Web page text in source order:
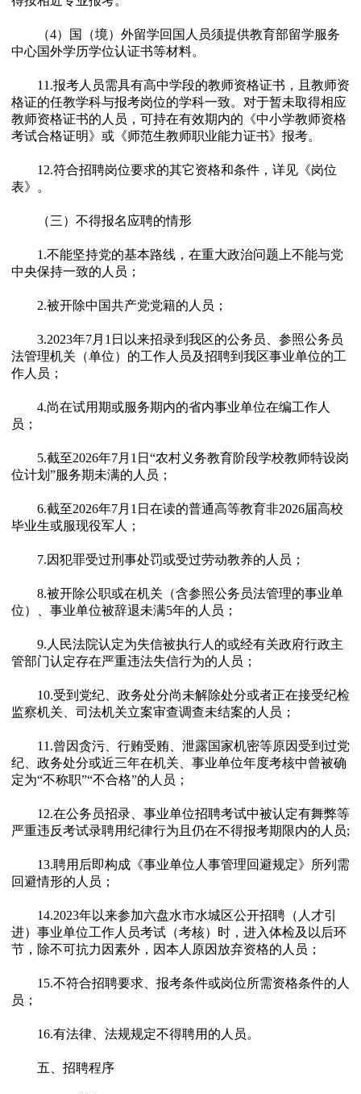
（4）国（境）外留学回国人员须提供教育部留学服务
中心国外学历学位认证书等材料。
11.报考人员需具有高中学段的教师资格证书，且教师资
格证的任教学科与报考岗位的学科一致。对于暂未取得相应
教师资格证书的人员，可持在有效期内的《中小学教师资格
考试合格证明》或《师范生教师职业能力证书》报考。
12.符合招聘岗位要求的其它资格和条件，详见《岗位
表》。
（三）不得报名应聘的情形
1.不能坚持党的基本路线，在重大政治问题上不能与党
中央保持一致的人员；
2.被开除中国共产党党籍的人员；
3.2023年7月1日以来招录到我区的公务员、参照公务员
法管理机关（单位）的工作人员及招聘到我区事业单位的工
作人员；
4.尚在试用期或服务期内的省内事业单位在编工作人
员；
5.截至2026年7月1日“农村义务教育阶段学校教师特设岗
位计划”服务期未满的人员；
6.截至2026年7月1日在读的普通高等教育非2026届高校
毕业生或服现役军人；
7.因犯罪受过刑事处罚或受过劳动教养的人员；
8.被开除公职或在机关（含参照公务员法管理的事业单
位）、事业单位被辞退未满5年的人员；
9.人民法院认定为失信被执行人的或经有关政府行政主
管部门认定存在严重违法失信行为的人员；
10.受到党纪、政务处分尚未解除处分或者正在接受纪检
监察机关、司法机关立案审查调查未结案的人员；
11.曾因贪污、行贿受贿、泄露国家机密等原因受到过党
纪、政务处分或近三年在机关、事业单位年度考核中曾被确
定为“不称职”“不合格”的人员；
12.在公务员招录、事业单位招聘考试中被认定有舞弊等
严重违反考试录聘用纪律行为且仍在不得报考期限内的人员;
13.聘用后即构成《事业单位人事管理回避规定》所列需
回避情形的人员；
14.2023年以来参加六盘水市水城区公开招聘（人才引
进）事业单位工作人员考试（考核）时，进入体检及以后环
节，除不可抗力因素外，因本人原因放弃资格的人员；
15.不符合招聘要求、报考条件或岗位所需资格条件的人
员；
16.有法律、法规规定不得聘用的人员。
五、招聘程序